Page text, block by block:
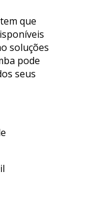
que
soluções
pode
seus